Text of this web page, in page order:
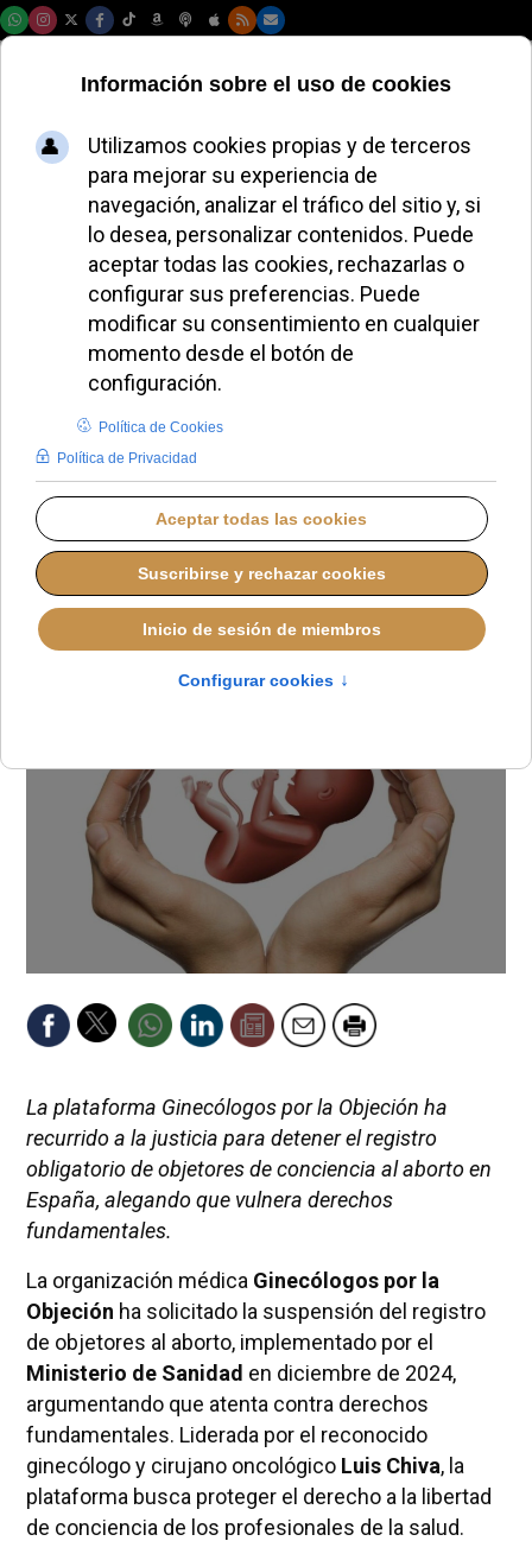
Los médicos
españoles llevan a
los tribunales el
registro de objetores
al aborto por
vulnerar derechos
fundamentales
ALMUDENA BUENADICHA
DEFENSA DE LA VIDA
VIERNES, 31 OCTUBRE 2025 10:34
La plataforma Ginecólogos por la Objeción ha
recurrido a la justicia para detener el registro
obligatorio de objetores de conciencia al aborto en
España, alegando que vulnera derechos
fundamentales.
La organización médica Ginecólogos por la
Objeción ha solicitado la suspensión del registro
de objetores al aborto, implementado por el
Ministerio de Sanidad en diciembre de 2024,
argumentando que atenta contra derechos
fundamentales. Liderada por el reconocido
ginecólogo y cirujano oncológico Luis Chiva, la
plataforma busca proteger el derecho a la libertad
de conciencia de los profesionales de la salud.